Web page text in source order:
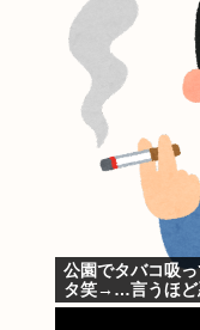
公園でタバコ吸
タ笑→…言うほど